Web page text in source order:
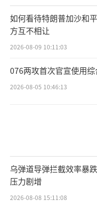
如何看待特朗普加沙和
方互不相让
2026-08-09 10:11:03
076两攻首次官宣使用综
2026-08-05 10:46:13
乌弹道导弹拦截效率暴
压力剧增
2026-08-08 15:11:08